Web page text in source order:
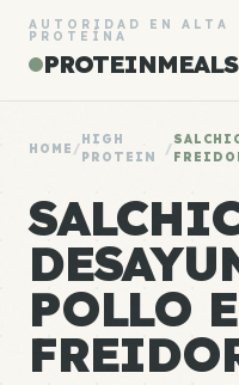
AUTORIDAD EN ALTA
PROTEÍNA
HOME /
HIGH
PROTEIN
/
POLLO